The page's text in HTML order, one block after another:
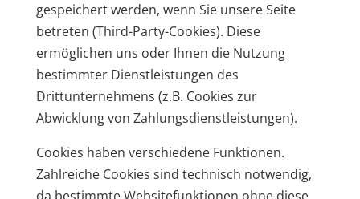
gespeichert werden, wenn Sie unsere Seite
betreten (Third-Party-Cookies). Diese
ermöglichen uns oder Ihnen die Nutzung
bestimmter Dienstleistungen des
Drittunternehmens (z.B. Cookies zur
Abwicklung von Zahlungsdienstleistungen).
Cookies haben verschiedene Funktionen.
Zahlreiche Cookies sind technisch notwendig,